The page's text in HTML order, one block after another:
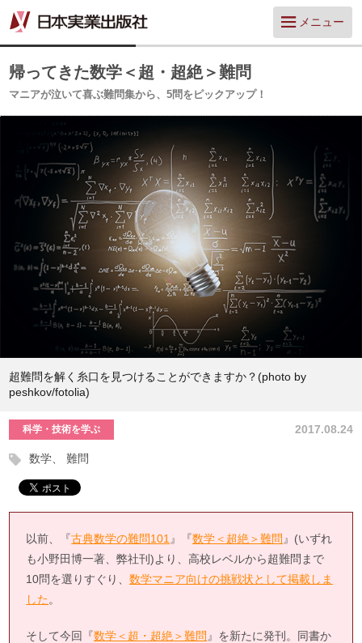
メニュー
帰ってきた数学＜超・超絶＞難問
マニアが泣いて喜ぶ難問集から、5問をピックアップ！
超難問を解く糸口を見つけることができますか？(photo by
peshkov/fotolia)
2017.08.24
科学・技術を学ぶ
数学 難問
以前、『古典数学の難問101 』『数学＜超絶＞難問 』(いずれ
も小野田博一著、弊社刊)より、高校レベルから超難問まで
10問を選りすぐり、数学マニア向けの挑戦状として掲載しま
した。
そして今回『数学＜超・超絶＞難問 』を新たに発刊。同書か